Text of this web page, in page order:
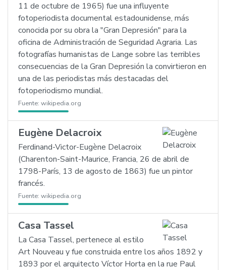
11 de octubre de 1965) fue una influyente
fotoperiodista documental estadounidense, más
conocida por su obra la "Gran Depresión" para la
oficina de Administración de Seguridad Agraria. Las
fotografías humanistas de Lange sobre las terribles
consecuencias de la Gran Depresión la convirtieron en
una de las periodistas más destacadas del
fotoperiodismo mundial.
Fuente: wikipedia.org
Eugène Delacroix
Ferdinand-Victor-Eugène Delacroix
(Charenton-Saint-Maurice, Francia, 26 de abril de
1798-París, 13 de agosto de 1863) fue un pintor
francés.
Fuente: wikipedia.org
Casa Tassel
La Casa Tassel, pertenece al estilo
Art Nouveau y fue construida entre los años 1892 y
1893 por el arquitecto Víctor Horta en la rue Paul